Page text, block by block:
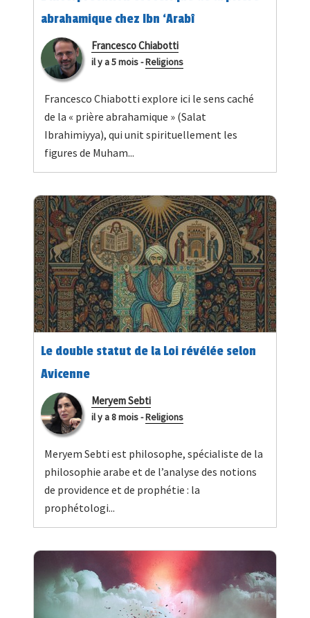
abrahamique chez Ibn ‘Arabî
Francesco Chiabotti
il y a 5 mois-Religions
Francesco Chiabotti explore ici le sens caché
de la « prière abrahamique » (Salat
Ibrahimiyya), qui unit spirituellement les
figures de Muham...
Le double statut de la Loi révélée selon
Avicenne
Meryem Sebti
il y a 8 mois-Religions
Meryem Sebti est philosophe, spécialiste de la
philosophie arabe et de l’analyse des notions
de providence et de prophétie : la
prophétologi...